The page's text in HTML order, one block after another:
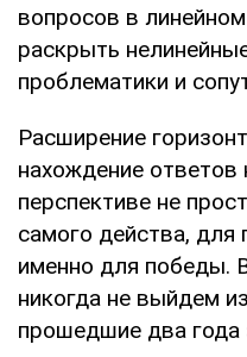
вопросов в
раскрыть
проблематики и
Расширение
нахождение ответов
перспективе не
самого действа,
именно для победы.
никогда не выйдем
прошедшие два года